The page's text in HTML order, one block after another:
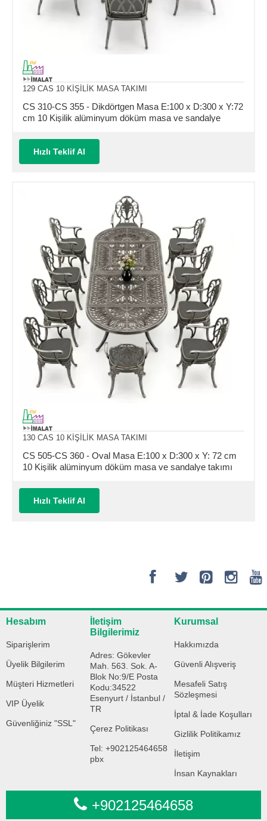
129 CAS 10 KİŞİLİK MASA TAKIMI
CS 310-CS 355 - Dikdörtgen Masa E:100 x D:300 x Y:72
cm 10 Kişilik alüminyum döküm masa ve sandalye
Hızlı Teklif Al
130 CAS 10 KİŞİLİK MASA TAKIMI
CS 505-CS 360 - Oval Masa E:100 x D:300 x Y: 72 cm
10 Kişilik alüminyum döküm masa ve sandalye takımı
Hızlı Teklif Al
Hesabım
Siparişlerim
Üyelik Bilgilerim
Müşteri Hizmetleri
VIP Üyelik
Güvenliğiniz "SSL"
İletişim
Bilgilerimiz
Adres: Gökevler
Mah. 563. Sok. A-
Blok No:9/E Posta
Kodu:34522
Esenyurt / İstanbul /
TR
Çerez Politikası
Tel: +902125464658
pbx
Kurumsal
Hakkımızda
Güvenli Alışveriş
Mesafeli Satış
Sözleşmesi
İptal & İade Koşulları
Gizlilik Politikamız
İletişim
İnsan Kaynakları
+902125464658